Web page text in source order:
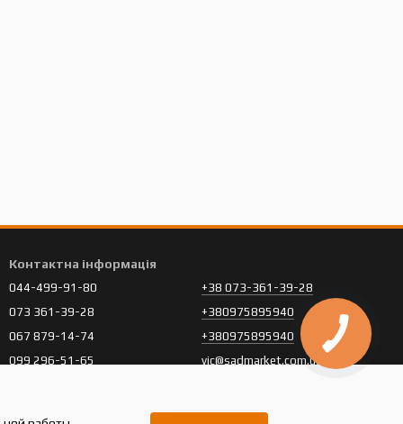
Контактна інформація
044-499-91-80
073 361-39-28
067 879-14-74
099 296-51-65
+38 073-361-39-28
+380975895940
+380975895940
vic@sadmarket.com.ua
Столичного шосе)